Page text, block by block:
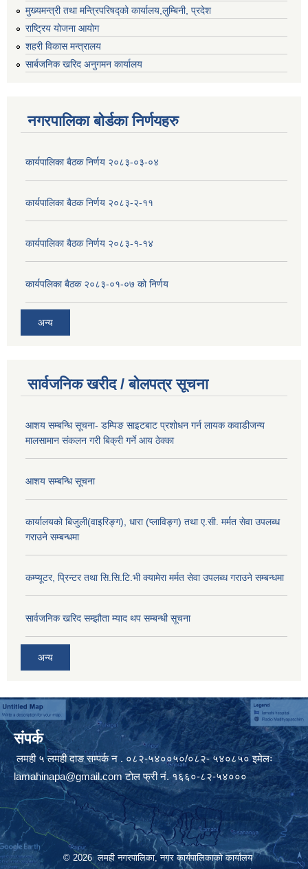
मुख्यमन्त्री तथा मन्त्रिपरिषद्को कार्यालय,लुम्बिनी, प्रदेश
राष्ट्रिय योजना आयोग
शहरी विकास मन्त्रालय
सार्बजनिक खरिद अनुगमन कार्यालय
नगरपालिका बोर्डका निर्णयहरु
कार्यपालिका बैठक निर्णय २०८३-०३-०४
कार्यपालिका बैठक निर्णय २०८३-२-११
कार्यपालिका बैठक निर्णय २०८३-१-१४
कार्यपलिका बैठक २०८३-०१-०७ को निर्णय
अन्य
सार्वजनिक खरीद / बोलपत्र सूचना
आशय सम्बन्धि सूचना- डम्पिङ साइटबाट प्रशोधन गर्न लायक कवाडीजन्य
मालसामान संकलन गरी बिक्री गर्ने आय ठेक्का
आशय सम्बन्धि सूचना
कार्यालयको बिजुली(वाइरिङ्ग), धारा (प्लाविङ्ग) तथा ए.सी. मर्मत सेवा उपलब्ध
गराउने सम्बन्धमा
कम्प्यूटर, प्रिन्टर तथा सि.सि.टि.भी क्यामेरा मर्मत सेवा उपलब्ध गराउने सम्बन्धमा
सार्वजनिक खरिद सम्झौता म्याद थप सम्बन्धी सूचना
अन्य
संपर्क
लमही ५ लमही दाङ सम्पर्क न . ०८२-५४००५०/०८२- ५४०८५० इमेलः
lamahinapa@gmail.comटाेल फ्री नं. १६६०-८२-५४०००
© 2026 लमही नगरपालिका, नगर कार्यपालिकाको कार्यालय